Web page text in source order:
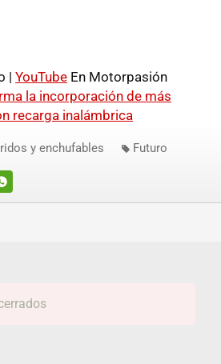
| YouTube En Motorpasión
la incorporación de más
recarga inalámbrica
y enchufables Futuro